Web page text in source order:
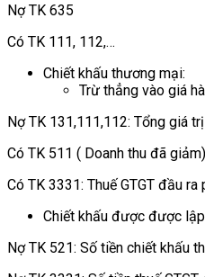
Nợ TK 635
Có TK 111, 112,…
Chiết khấu thương mại:
Trừ thẳng vào giá
Nợ TK 131,111,112: Tổng giá
Có TK 511 ( Doanh thu đã giảm)
Có TK 3331: Thuế GTGT đầu ra
Chiết khấu được được
Nợ TK 521: Số tiền chiết khấu